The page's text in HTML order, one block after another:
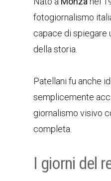
fotogiornalismo
capace di spiegare
della storia.
Patellani fu anche
semplicemente
giornalismo visivo
completa.
I giorni del